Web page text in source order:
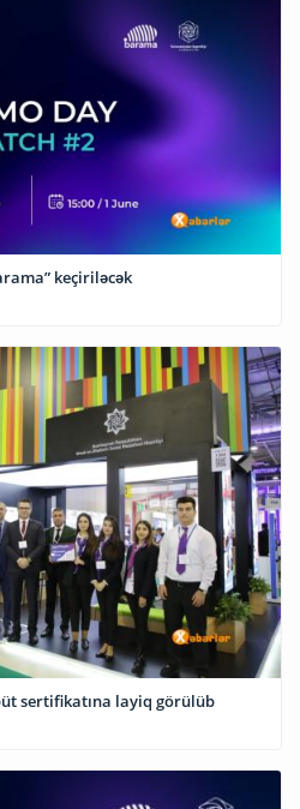
keçiriləcək
sertifikatına layiq görülüb